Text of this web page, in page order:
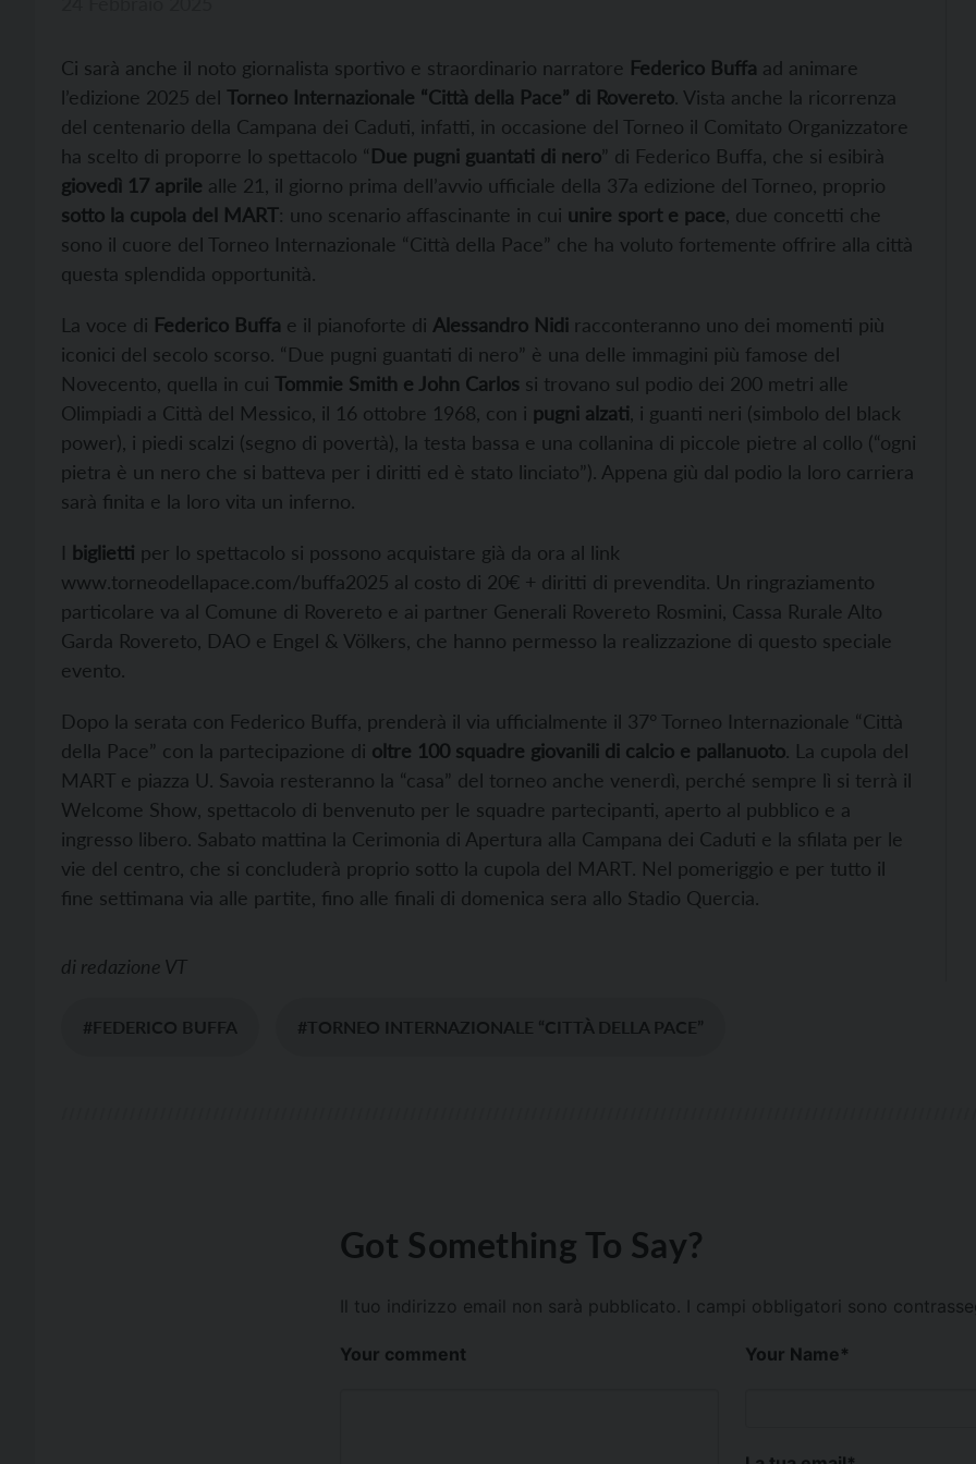
Ci sarà anche il noto giornalista sportivo e straordinario narratore Federico Buffa ad animare
l’edizione 2025 del Torneo Internazionale “Città della Pace” di Rovereto. Vista anche la ricorrenza
del centenario della Campana dei Caduti, infatti, in occasione del Torneo il Comitato Organizzatore
ha scelto di proporre lo spettacolo “Due pugni guantati di nero” di Federico Buffa, che si esibirà
giovedì 17 aprile alle 21, il giorno prima dell’avvio ufficiale della 37a edizione del Torneo, proprio
sotto la cupola del MART: uno scenario affascinante in cui unire sport e pace , due concetti che
sono il cuore del Torneo Internazionale “Città della Pace” che ha voluto fortemente offrire alla città
questa splendida opportunità.
La voce di Federico Buffa e il pianoforte di Alessandro Nidi racconteranno uno dei momenti più
iconici del secolo scorso. “Due pugni guantati di nero” è una delle immagini più famose del
Novecento, quella in cui Tommie Smith e John Carlos si trovano sul podio dei 200 metri alle
Olimpiadi a Città del Messico, il 16 ottobre 1968, con i pugni alzati , i guanti neri (simbolo del black
power), i piedi scalzi (segno di povertà), la testa bassa e una collanina di piccole pietre al collo (“ogni
pietra è un nero che si batteva per i diritti ed è stato linciato”). Appena giù dal podio la loro carriera
sarà finita e la loro vita un inferno.
I biglietti per lo spettacolo si possono acquistare già da ora al link
www.torneodellapace.com/buffa2025 al costo di 20€ + diritti di prevendita. Un ringraziamento
particolare va al Comune di Rovereto e ai partner Generali Rovereto Rosmini, Cassa Rurale Alto
Garda Rovereto, DAO e Engel & Völkers, che hanno permesso la realizzazione di questo speciale
evento.
Dopo la serata con Federico Buffa, prenderà il via ufficialmente il 37° Torneo Internazionale “Città
della Pace” con la partecipazione di oltre 100 squadre giovanili di calcio e pallanuoto. La cupola del
MART e piazza U. Savoia resteranno la “casa” del torneo anche venerdì, perché sempre lì si terrà il
Welcome Show, spettacolo di benvenuto per le squadre partecipanti, aperto al pubblico e a
ingresso libero. Sabato mattina la Cerimonia di Apertura alla Campana dei Caduti e la sfilata per le
vie del centro, che si concluderà proprio sotto la cupola del MART. Nel pomeriggio e per tutto il
fine settimana via alle partite, fino alle finali di domenica sera allo Stadio Quercia.
di redazione VT
#FEDERICO BUFFA #TORNEO INTERNAZIONALE “CITTÀ DELLA PACE”
Got Something To Say?
Il tuo indirizzo email non sarà pubblicato. I campi obbligatori sono
Your comment Your Name*